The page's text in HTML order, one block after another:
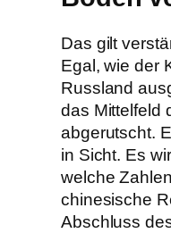
Das gilt
Egal, wie der
Russland
das Mittelfeld
abgerutscht.
in Sicht. Es
welche
chinesische
Abschluss